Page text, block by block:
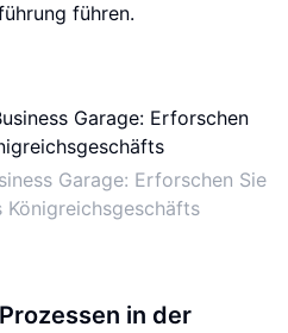
führen.
Garage: Erforschen Sie
Königreichsgeschäfts
in der